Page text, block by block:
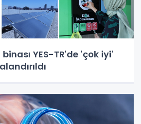
YES-TR'de 'çok iyi'